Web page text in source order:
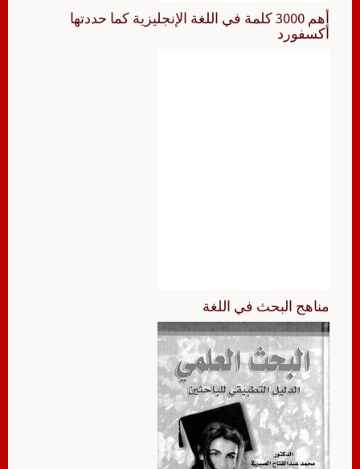
أهم 3000 كلمة في اللغة الإنجليزية كما حددتها
أكسفورد
مناهج البحث في اللغة